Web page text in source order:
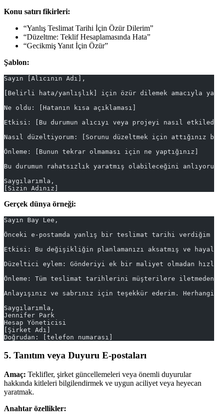
Konu satırı fikirleri:
“Yanlış Teslimat Tarihi İçin Özür Dilerim”
“Düzeltme: Teklif Hesaplamasında Hata”
“Gecikmiş Yanıt İçin Özür”
Şablon:
Sayın [Alıcının Adı],
[Belirli hata/yanlışlık] için özür dilemek amacıyla
Ne oldu: [Hatanın kısa açıklaması]
Etkisi: [Bu durumun alıcıyı veya projeyi nasıl
Nasıl düzeltiyorum: [Sorunu düzeltmek için attığınız
Önleme: [Bunun tekrar olmaması için ne yaptığınız]
Bu durumun rahatsızlık yaratmış olabileceğini
Saygılarımla,
[Sizin Adınız]
Gerçek dünya örneği:
Sayın Bay Lee,
Önceki e-postamda yanlış bir teslimat tarihi
Etkisi: Bu değişikliğin planlamanızı aksatmış ve
Düzeltici eylem: Gönderiyi ek bir maliyet olmadan
Önleme: Tüm teslimat tarihlerini müşterilere
Anlayışınız ve sabrınız için teşekkür ederim.
Saygılarımla,
Jennifer Park
Hesap Yöneticisi
[Şirket Adı]
Doğrudan: [telefon numarası]
5. Tanıtım veya Duyuru E-postaları
Amaç: Teklifler, şirket güncellemeleri veya önemli duyurular
hakkında kitleleri bilgilendirmek ve uygun aciliyet veya heyecan
yaratmak.
Anahtar özellikler: